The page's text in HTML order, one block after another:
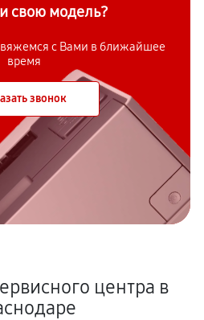
свою модель?
с Вами в ближайшее
время
звонок
центра в